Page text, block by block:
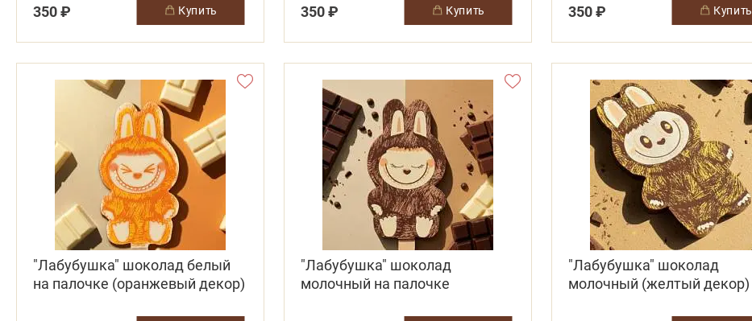
350 ₽
купить
350 ₽
купить 350 ₽ купить
"Лабубушка" шоколад белый
на палочке (оранжевый декор)
"Лабубушка" шоколад
молочный на палочке
"Лабубушка" шоколад
молочный (желтый декор)